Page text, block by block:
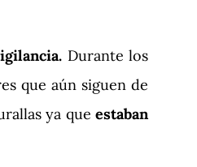
Durante los
que aún siguen de
ya que estaban